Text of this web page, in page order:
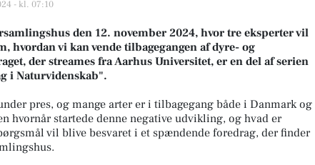
- kl. 07:10
den 12. november 2024, hvor tre eksperter vil
hvordan vi kan vende tilbagegangen af dyre- og
der streames fra Aarhus Universitet, er en del af serien
i Naturvidenskab".
pres, og mange arter er i tilbagegang både i Danmark og
hvornår startede denne negative udvikling, og hvad er
vil blive besvaret i et spændende foredrag, der finder